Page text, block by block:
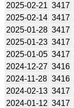
2025-02-21 3417
2025-02-14 3417
2025-01-28 3417
2025-01-23 3417
2025-01-05 3417
2024-12-27 3416
2024-11-28 3416
2024-02-13 3417
2024-01-12 3417